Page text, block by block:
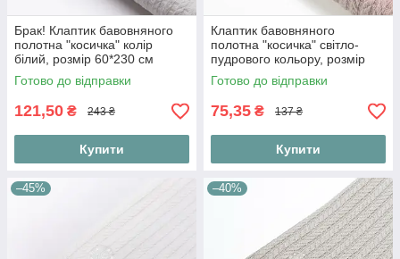
Брак! Клаптик бавовняного
полотна "косичка" колір
білий, розмір 60*230 см
(забруднення)
Готово до відправки
121,50 ₴ 243 ₴
Купити
Клаптик бавовняного
полотна "косичка" світло-
пудрового кольору, розмір
35*230 см
Готово до відправки
75,35 ₴ 137 ₴
Купити
–45% –40%